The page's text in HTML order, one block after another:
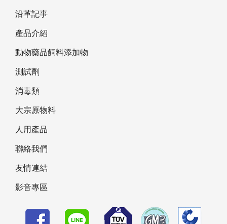
沿革記事
產品介紹
動物藥品飼料添加物
測試劑
消毒類
大宗原物料
人用產品
聯絡我們
友情連結
影音專區